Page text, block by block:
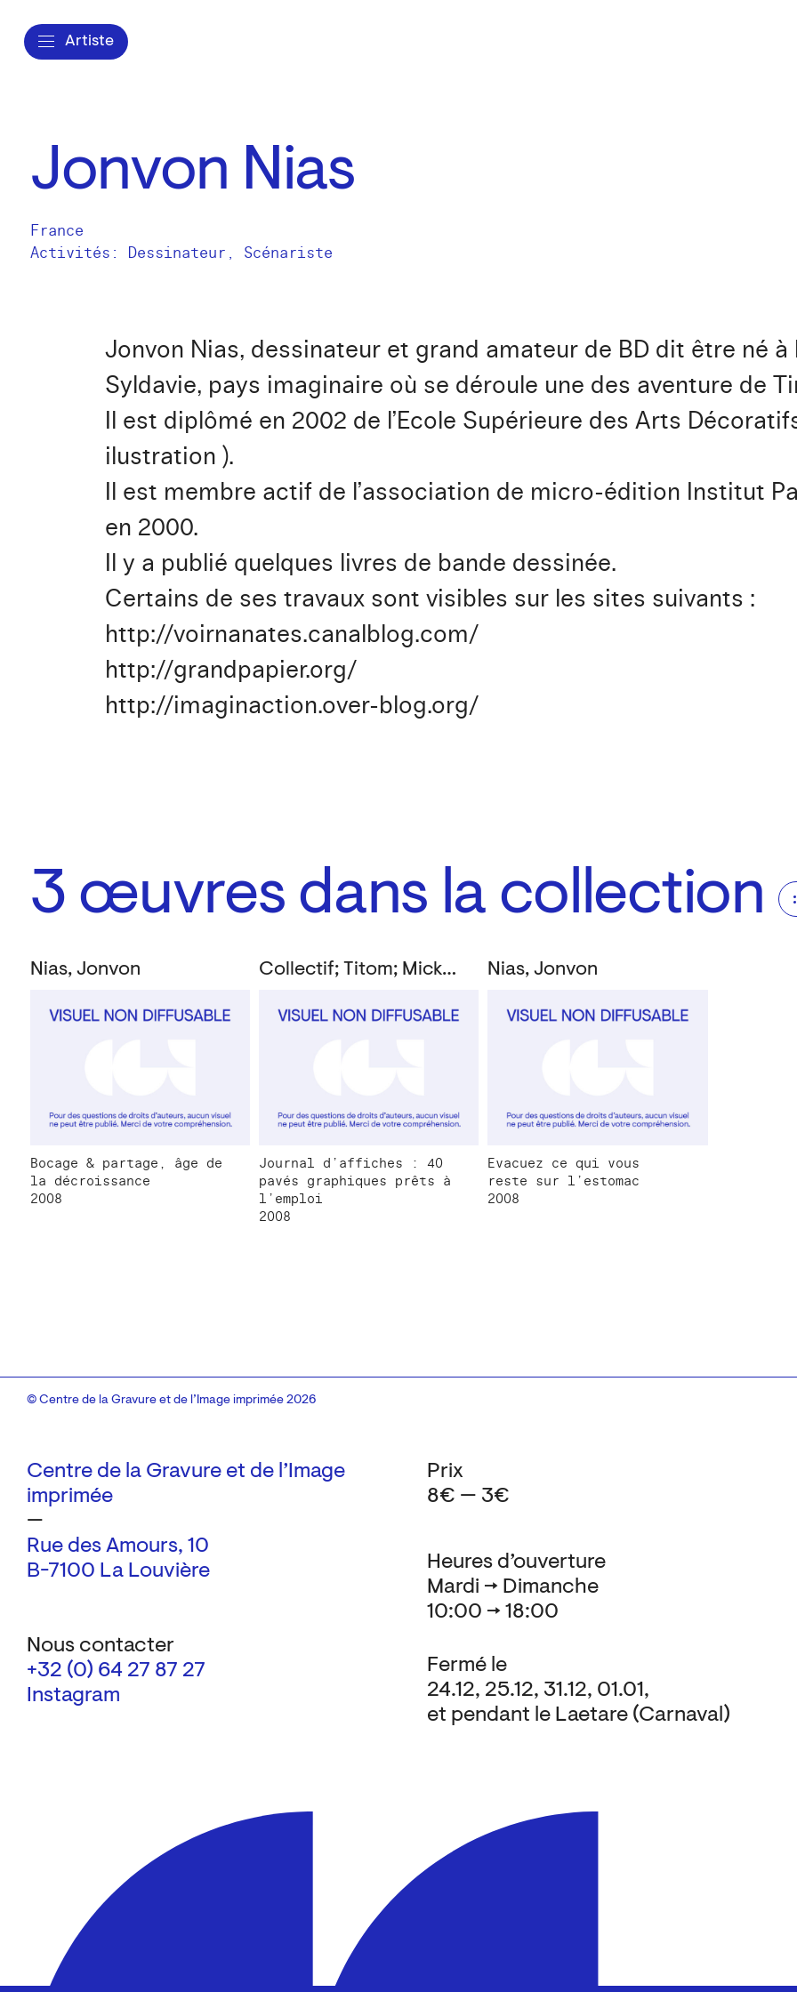
Artiste
Jonvon Nias
France
Activités: Dessinateur Scénariste
Jonvon Nias, dessinateur et grand amateur de BD dit être né
Syldavie, pays imaginaire où se déroule une des aventure de
Il est diplômé en 2002 de l’Ecole Supérieure des Arts
ilustration ).
Il est membre actif de l’association de micro-édition Institut
en 2000.
Il y a publié quelques livres de bande dessinée.
Certains de ses travaux sont visibles sur les sites suivants :
http://voirnanates.canalblog.com/
http://grandpapier.org/
http://imaginaction.over-blog.org/
3 œuvres dans la collection
Nias, Jonvon
Bocage & partage, âge de
la décroissance
2008
Collectif; Titom; Micko; Nias, Jonvon; Gillot, Mathieu; Les Bracoleurs et al.
Journal d’affiches : 40
pavés graphiques prêts à
l’emploi
2008
Nias, Jonvon
Evacuez ce qui vous
reste sur l’estomac
2008
Centre de la Gravure et de l’Image
imprimée
—
Rue des Amours, 10
B-7100 La Louvière
Nous contacter
+32 (0) 64 27 87 27
Instagram
Heures d’ouverture
Mardi → Dimanche
10:00 → 18:00
Fermé le
24.12, 25.12, 31.12, 01.01,
et pendant le Laetare (Carnaval)
Prix
8€ — 3€
© Centre de la Gravure et de l’Image imprimée 2026